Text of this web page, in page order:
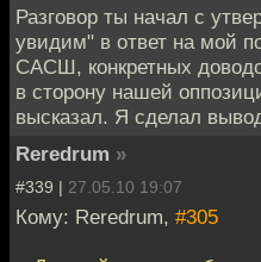
Разговор ты начал с
увидим" в ответ на мой
САСШ, конкретных
в сторону нашей
высказал. Я сделал
Reredrum »
#339 | 27.05.10 19:07
Кому: Reredrum, #305